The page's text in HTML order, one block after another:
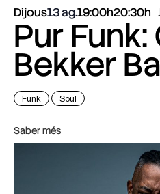
Dijous13 ag.19:00h20:30h
Pur
Bekker
Funk Soul
Saber més